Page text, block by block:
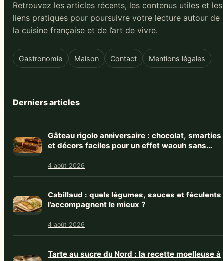
Retrouvez les articles récents, les contenus utiles et les
liens pratiques pour poursuivre votre lecture autour de
la cuisine française et de l’art de vivre.
Gastronomie Maison Contact Mentions légales
Derniers articles
Gâteau rigolo anniversaire : chocolat, smarties
et décors faciles pour un effet waouh sans
4 août 2026
Cabillaud : quels légumes, sauces et féculents
l’accompagnent le mieux ?
4 août 2026
Tarte au sucre du Nord : la recette moelleuse à